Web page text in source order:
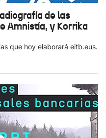
de las
Amnistía, y Korrika
que hoy elaborará eitb.eus.